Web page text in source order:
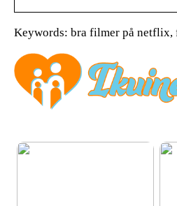
Keywords: bra filmer på